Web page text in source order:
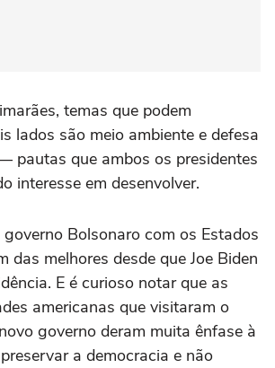
temas que podem
lados são meio ambiente e defesa
pautas que ambos os presidentes
interesse em desenvolver.
Bolsonaro com os Estados
das melhores desde que Joe Biden
E é curioso notar que as
americanas que visitaram o
governo deram muita ênfase à
a democracia e não